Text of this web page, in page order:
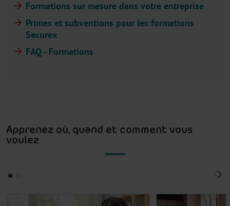
Formations sur mesure dans votre entreprise
Primes et subventions pour les formations
Securex
FAQ - Formations
Apprenez où, quand et comment vous
voulez